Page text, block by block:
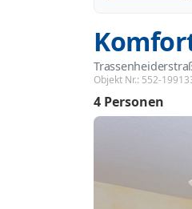
Objekt Nr.: 552-
4 Personen